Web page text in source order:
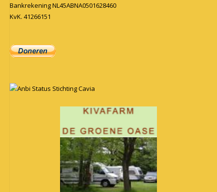
Bankrekening NL45ABNA0501628460
KvK. 41266151
Anbi Status Stichting Cavia